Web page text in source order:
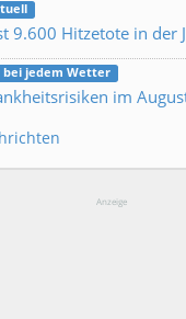
9.600 Hitzetote in der
bei jedem Wetter
im
Anzeige